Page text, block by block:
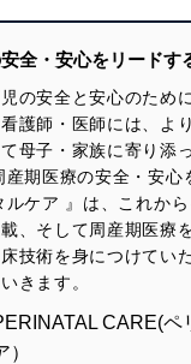
全・安心をリードす
の安全と安心のため
護師・医師には、よ
母子・家族に寄り添
期医療の安全・安心
ルケア 』は、これか
、そして周産期医療
技術を身につけてい
きます。
CARE(ペ
）